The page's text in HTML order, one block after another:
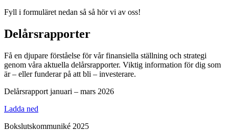
Fyll i formuläret nedan så så hör vi av oss!
Delårsrapporter
Få en djupare förståelse för vår finansiella ställning och strategi
genom våra aktuella delårsrapporter. Viktig information för dig som
är – eller funderar på att bli – investerare.
Delårsrapport januari – mars 2026
Ladda ned
Bokslutskommuniké 2025